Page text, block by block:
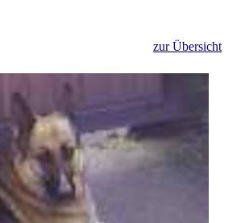
zur Übersicht